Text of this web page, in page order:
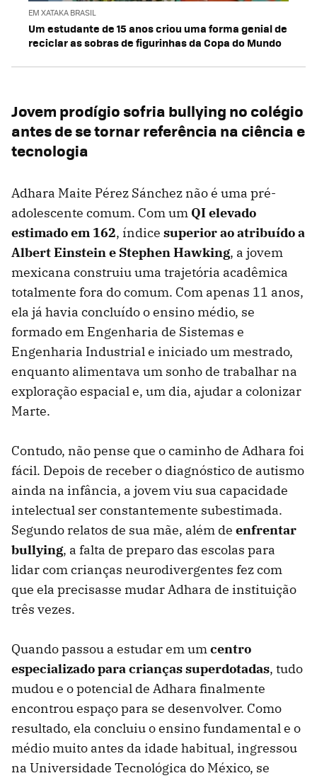
EM XATAKA BRASIL
Um estudante de 15 anos criou uma forma genial de
reciclar as sobras de figurinhas da Copa do Mundo
Jovem prodígio sofria bullying no colégio
antes de se tornar referência na ciência e
tecnologia
Adhara Maite Pérez Sánchez não é uma pré-
adolescente comum. Com um QI elevado
estimado em 162, índice superior ao atribuído a
Albert Einstein e Stephen Hawking, a jovem
mexicana construiu uma trajetória acadêmica
totalmente fora do comum. Com apenas 11 anos,
ela já havia concluído o ensino médio, se
formado em Engenharia de Sistemas e
Engenharia Industrial e iniciado um mestrado,
enquanto alimentava um sonho de trabalhar na
exploração espacial e, um dia, ajudar a colonizar
Marte.
Contudo, não pense que o caminho de Adhara foi
fácil. Depois de receber o diagnóstico de autismo
ainda na infância, a jovem viu sua capacidade
intelectual ser constantemente subestimada.
Segundo relatos de sua mãe, além de enfrentar
bullying, a falta de preparo das escolas para
lidar com crianças neurodivergentes fez com
que ela precisasse mudar Adhara de instituição
três vezes.
Quando passou a estudar em umcentro
especializado para crianças superdotadas, tudo
mudou e o potencial de Adhara finalmente
encontrou espaço para se desenvolver. Como
resultado, ela concluiu o ensino fundamental e o
médio muito antes da idade habitual, ingressou
na Universidade Tecnológica do México, se